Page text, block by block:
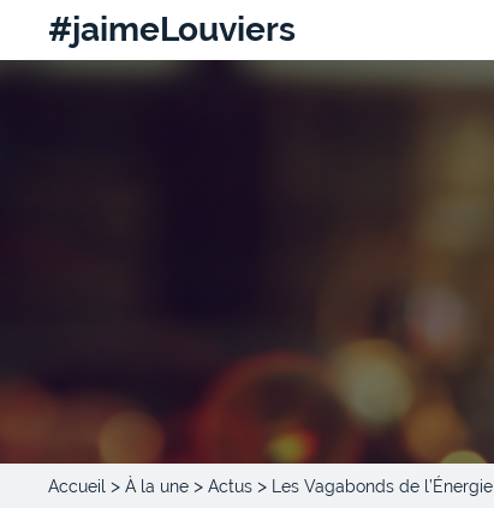
#jaimeLouviers
Accueil > À la une > Actus > Les Vagabonds de l’Énergie